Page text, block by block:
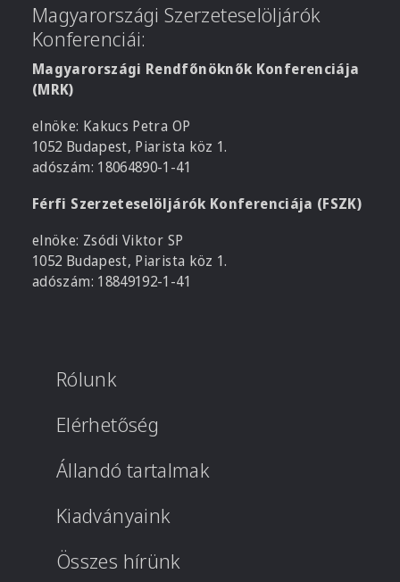
Magyarországi Szerzeteselöljárók
Konferenciái:
Magyarországi Rendfőnöknők Konferenciája
(MRK)
elnöke: Kakucs Petra OP
1052 Budapest, Piarista köz 1.
adószám: 18064890-1-41
Férfi Szerzeteselöljárók Konferenciája (FSZK)
elnöke: Zsódi Viktor SP
1052 Budapest, Piarista köz 1.
adószám: 18849192-1-41
Rólunk
Elérhetőség
Állandó tartalmak
Kiadványaink
Összes hírünk